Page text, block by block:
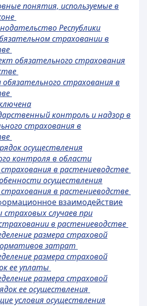
понятия, используемые в
Республики
страховании в
обязательного страхования
страхования в
контроль и надзор в
страхования в
осуществления
контроля в области
в растениеводстве
осуществления
в растениеводстве
взаимодействие
случаев при
в растениеводстве
размера страховой
затрат
размера страховой
ее уплаты
размера страховой
ее осуществления
условия осуществления